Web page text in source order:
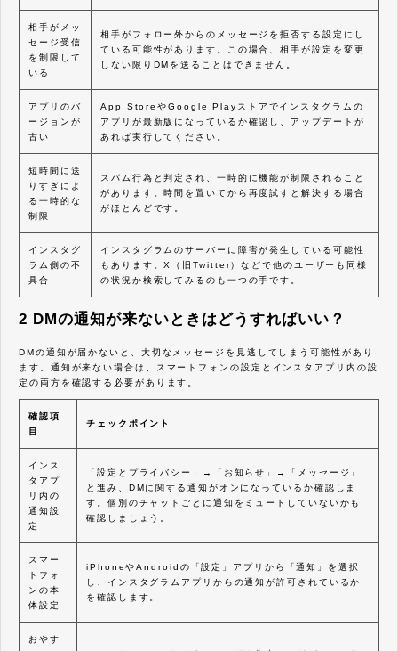
相手がメッ
セージ受信
を制限して
いる
相手がフォロー外からのメッセージを拒否する設定にし
ている可能性があります。この場合、相手が設定を変更
しない限りDMを送ることはできません。
アプリのバ
ージョンが
古い
App StoreやGoogle Playストアでインスタグラムの
アプリが最新版になっているか確認し、アップデートが
あれば実行してください。
短時間に送
りすぎによ
る一時的な
制限
スパム行為と判定され、一時的に機能が制限されること
があります。時間を置いてから再度試すと解決する場合
がほとんどです。
インスタグ
ラム側の不
具合
インスタグラムのサーバーに障害が発生している可能性
もあります。X（旧Twitter）などで他のユーザーも同様
の状況か検索してみるのも一つの手です。
2 DMの通知が来ないときはどうすればいい？
DMの通知が届かないと、大切なメッセージを見逃してしまう可能性があり
ます。通知が来ない場合は、スマートフォンの設定とインスタアプリ内の設
定の両方を確認する必要があります。
確認項
目
チェックポイント
インス
タアプ
リ内の
通知設
定
「設定とプライバシー」→「お知らせ」→「メッセージ」
と進み、DMに関する通知がオンになっているか確認しま
す。個別のチャットごとに通知をミュートしていないかも
確認しましょう。
スマー
トフォ
ンの本
体設定
iPhoneやAndroidの「設定」アプリから「通知」を選択
し、インスタグラムアプリからの通知が許可されているか
を確認します。
おやす